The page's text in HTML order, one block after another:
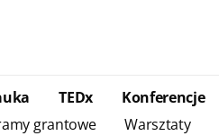
TEDx Konferencje
grantowe Warsztaty